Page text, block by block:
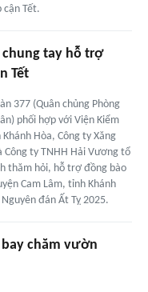
cận Tết.
chung tay hỗ trợ
Tết
377 (Quân chủng Phòng
phối hợp với Viện Kiểm
Hòa, Công ty Xăng
Công ty TNHH Hải Vương tổ
thăm hỏi, hỗ trợ đồng bào
Cam Lâm, tỉnh Khánh
đán Ất Tỵ 2025.
chăm vườn